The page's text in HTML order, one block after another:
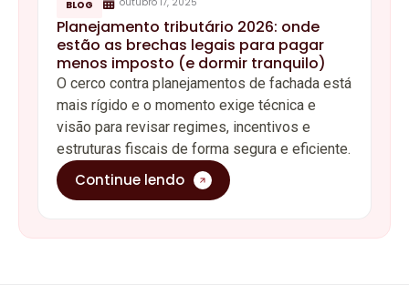
BLOG
Planejamento tributário 2026: onde
estão as brechas legais para pagar
menos imposto (e dormir tranquilo)
O cerco contra planejamentos de fachada está
mais rígido e o momento exige técnica e
visão para revisar regimes, incentivos e
estruturas fiscais de forma segura e eficiente.
Continue lendo